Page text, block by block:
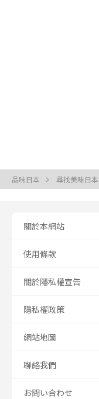
品味日本 尋找美味日本
關於本網站
使用條款
關於隱私權宣告
隱私權政策
網站地圖
聯絡我們
お問い合わせ